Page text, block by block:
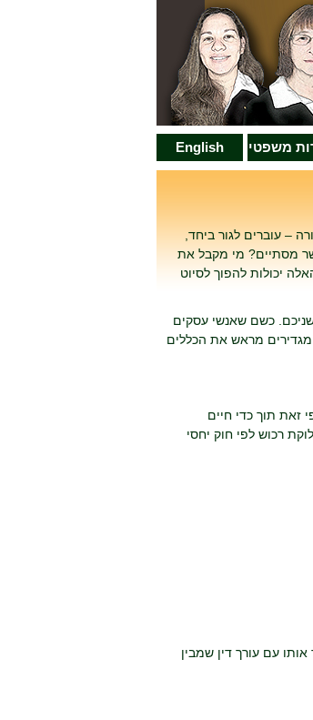
משפטי English
– עוברים לגור ביחד,
מסתיים? מי מקבל את
יכולות להפוך לסיוט
כשם שאנשי עסקים
מגדירים מראש את הכללים
זאת תוך כדי חיים
רכוש לפי חוק יחסי
עם עורך דין שמבין